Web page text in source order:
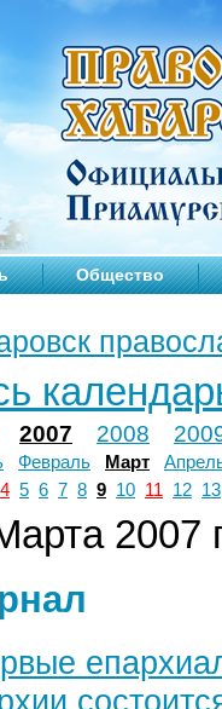
Общество
2007 2008
Февраль Март
4 5 6 7 8 9 10 11 12 13
2007